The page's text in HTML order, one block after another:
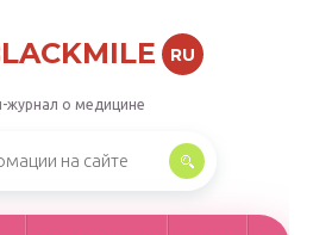
RU
журнал о медицине